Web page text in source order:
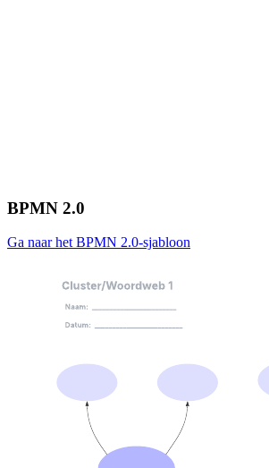
BPMN 2.0
Ga naar het BPMN 2.0-sjabloon